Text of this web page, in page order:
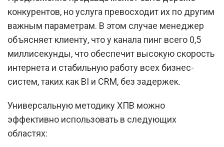
конкурентов, но услуга превосходит их по другим
важным параметрам. В этом случае менеджер
объясняет клиенту, что у канала пинг всего 0,5
миллисекунды, что обеспечит высокую скорость
интернета и стабильную работу всех бизнес-
систем, таких как BI и CRM, без задержек.
Универсальную методику ХПВ можно
эффективно использовать в следующих
областях: